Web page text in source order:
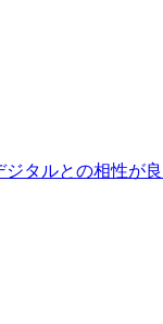
タルとの相性が